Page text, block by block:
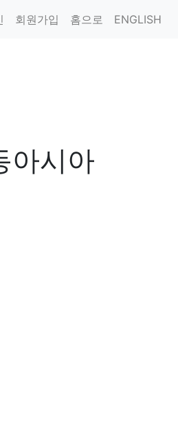
회원가입 홈으로 ENGLISH
아시아